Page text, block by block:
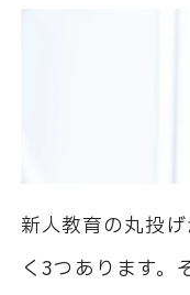
新人教育の丸投
く3つあります。